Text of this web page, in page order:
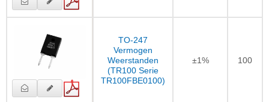
TO-247
Vermogen
Weerstanden
(TR100 Serie
TR100FBE0100)
±1% 100